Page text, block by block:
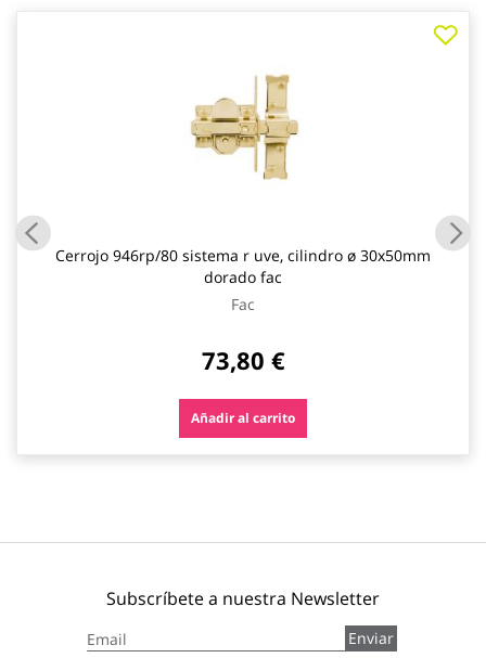
Cerrojo 946rp/80 sistema r uve, cilindro ø 30x50mm
dorado fac
Fac
73,80 €
Añadir al carrito
Subscríbete a nuestra Newsletter
a
Enviar